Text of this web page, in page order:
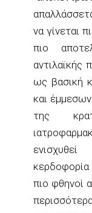
να γίνεται
πιο
αντιλαϊκής
ως βασική
και
της
πιο φθηνοί